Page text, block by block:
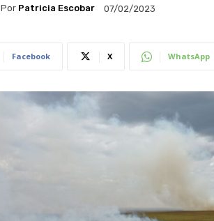
Por Patricia Escobar 07/02/2023
Facebook X WhatsApp